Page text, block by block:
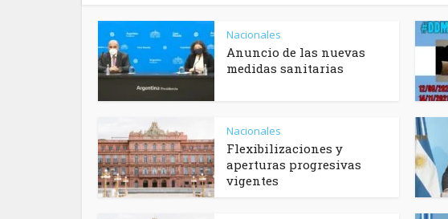
Nacionales
Anuncio de las nuevas
medidas sanitarias
Nacionales
Flexibilizaciones y
aperturas progresivas
vigentes